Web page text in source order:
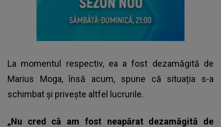
La momentul respectiv, ea a fost dezamăgită de
Marius Moga, însă acum, spune că situația s-a
schimbat și privește altfel lucrurile.
„Nu cred că am fost neapărat dezamăgită de